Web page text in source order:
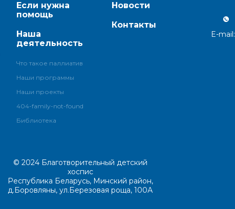
Если нужна
помощь
Наша
деятельность
Что такое паллиатив
Наши программы
Наши проекты
404-family-not-found
Библиотека
Новости
Контакты
E-mail:
© 2024 Благотворительный детский
хоспис
Республика Беларусь, Минский район,
д.Боровляны, ул.Березовая роща, 100А